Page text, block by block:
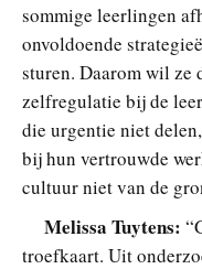
sommige leerlingen
onvoldoende
sturen. Daarom wil ze
zelfregulatie bij de
die urgentie niet
bij hun vertrouwde
cultuur niet van de
Melissa Tuytens:
troefkaart. Uit